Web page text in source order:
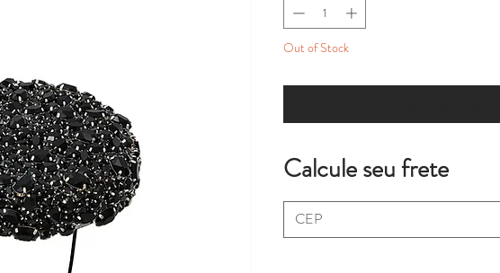
*extra fees may apply for international
purchases on your checkout
Out of Stock
Calcule seu frete